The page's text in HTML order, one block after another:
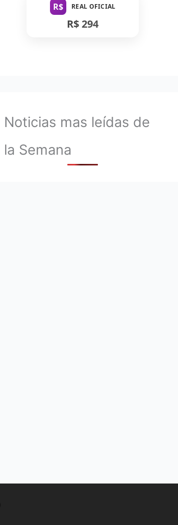
R$ REAL OFICIAL
R$ 294
Noticias mas leídas de
la Semana